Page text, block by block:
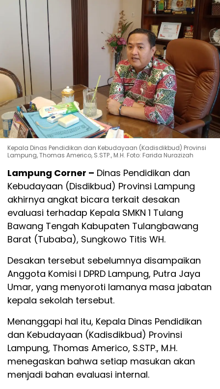
Kepala Dinas Pendidikan dan Kebudayaan (Kadisdikbud) Provinsi
Lampung, Thomas Americo, S.STP., M.H. Foto: Farida Nurazizah
Lampung Corner – Dinas Pendidikan dan
Kebudayaan (Disdikbud) Provinsi Lampung
akhirnya angkat bicara terkait desakan
evaluasi terhadap Kepala SMKN 1 Tulang
Bawang Tengah Kabupaten Tulangbawang
Barat (Tubaba), Sungkowo Titis WH.
Desakan tersebut sebelumnya disampaikan
Anggota Komisi I DPRD Lampung, Putra Jaya
Umar, yang menyoroti lamanya masa jabatan
kepala sekolah tersebut.
Menanggapi hal itu, Kepala Dinas Pendidikan
dan Kebudayaan (Kadisdikbud) Provinsi
Lampung, Thomas Americo, S.STP., M.H.
menegaskan bahwa setiap masukan akan
menjadi bahan evaluasi internal.